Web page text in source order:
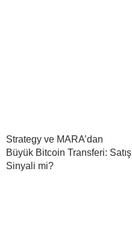
Strategy ve MARA’dan
Büyük Bitcoin Transferi: Satış
Sinyali mi?